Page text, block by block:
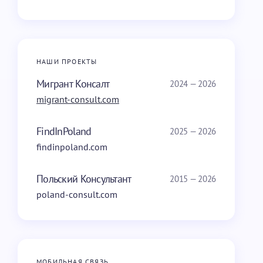
НАШИ ПРОЕКТЫ
Мигрант Консалт 2024 — 2026
migrant-consult.com
FindInPoland 2025 — 2026
findinpoland.com
Польский Консультант 2015 — 2026
poland-consult.com